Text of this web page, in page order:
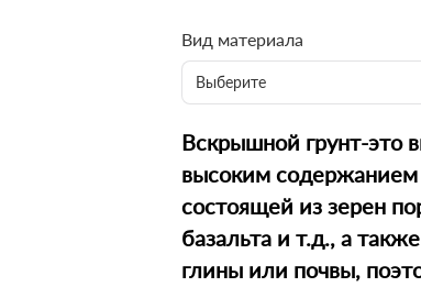
Вид материала
Выберите
Вскрышной грунт-это
высоким
состоящей из зерен
базальта и т.д., а
глины или почвы,